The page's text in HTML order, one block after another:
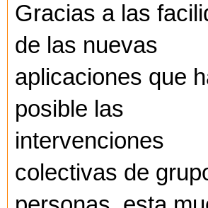
Gracias a las
de las nuevas
aplicaciones que
posible las
intervenciones
colectivas de